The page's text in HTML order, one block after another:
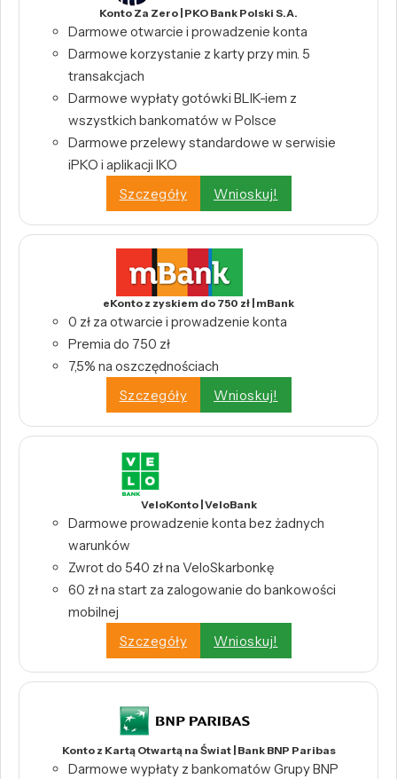
Konto Za Zero | PKO Bank Polski S.A.
Darmowe otwarcie i prowadzenie konta
Darmowe korzystanie z karty przy min. 5
transakcjach
Darmowe wypłaty gotówki BLIK-iem z
wszystkich bankomatów w Polsce
Darmowe przelewy standardowe w serwisie
iPKO i aplikacji IKO
Szczegóły
Wnioskuj!
eKonto z zyskiem do 750 zł | mBank
0 zł za otwarcie i prowadzenie konta
Premia do 750 zł
7,5% na oszczędnościach
Szczegóły
Wnioskuj!
VeloKonto | VeloBank
Darmowe prowadzenie konta bez żadnych
warunków
Zwrot do 540 zł na VeloSkarbonkę
60 zł na start za zalogowanie do bankowości
mobilnej
Szczegóły
Wnioskuj!
Konto z Kartą Otwartą na Świat | Bank BNP Paribas
Darmowe wypłaty z bankomatów Grupy BNP